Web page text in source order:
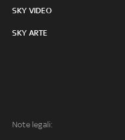
SKY VIDEO
SKY ARTE
Note legali: